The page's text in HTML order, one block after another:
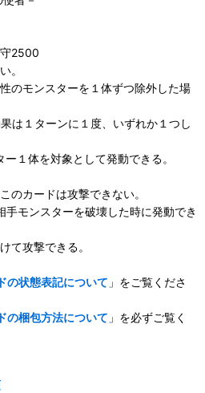
2500
。
のモンスターを１体ずつ除外した場
は１ターンに１度、いずれか１つし
ー１体を対象として発動できる。
のカードは攻撃できない。
手モンスターを破壊した時に発動でき
て攻撃できる。
の状態表記について 」をご覧くださ
の梱包方法について 」を必ずご覧く